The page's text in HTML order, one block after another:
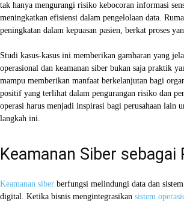
tak hanya mengurangi risiko kebocoran informasi
meningkatkan efisiensi dalam pengelolaan data.
peningkatan dalam kepuasan pasien, berkat proses
Studi kasus-kasus ini memberikan gambaran yang
operasional dan keamanan siber bukan saja praktik
mampu memberikan manfaat berkelanjutan bagi
positif yang terlihat dalam pengurangan risiko dan
operasi harus menjadi inspirasi bagi perusahaan lain
langkah ini.
Keamanan Siber sebagai
Keamanan siber berfungsi melindungi data dan
digital. Ketika bisnis mengintegrasikan sistem